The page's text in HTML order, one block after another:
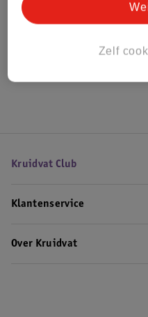
Bekijk ook
Kruidvat Club
Klantenservice
Over Kruidvat
Zelf